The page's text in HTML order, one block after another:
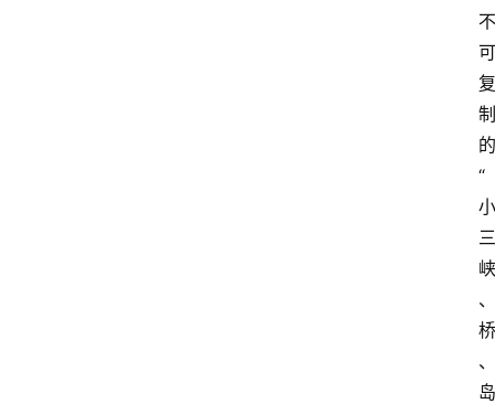
不
可
复
制
的
“
小
三
峡
、
桥
、
岛